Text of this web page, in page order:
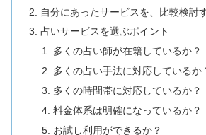
自分にあったサービスを、比較検討
占いサービスを選ぶポイント
多くの占い師が在籍しているか？
多くの占い手法に対応しているか
多くの時間帯に対応しているか？
料金体系は明確になっているか？
お試し利用ができるか？